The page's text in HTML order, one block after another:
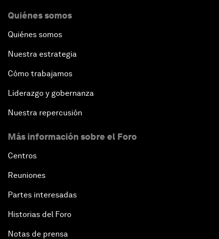
Quiénes somos
Quiénes somos
Nuestra estrategia
Cómo trabajamos
Liderazgo y gobernanza
Nuestra repercusión
Más información sobre el Foro
Centros
Reuniones
Partes interesadas
Historias del Foro
Notas de prensa